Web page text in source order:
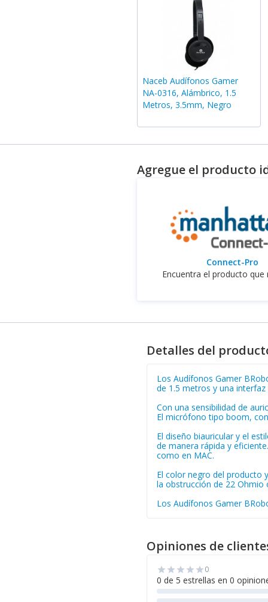
Naceb Audífonos Gamer
NA-0316, Alámbrico, 1.5
Metros, 3.5mm, Negro
Agregue el producto
Connect-Pro
Encuentra el producto que
Detalles del
Los Audífonos Gamer
de 1.5 metros y una
Con una sensibilidad de
El micrófono tipo boom,
El diseño biauricular y el
de manera rápida y
como en MAC.
El color negro del producto
la obstrucción de 22 Ohmio
Los Audífonos Gamer
Opiniones de
star star star star star0
0 de 5 estrellas en 0